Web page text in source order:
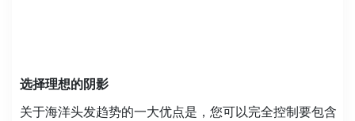
选择理想的阴影
关于海洋头发趋势的一大优点是，您可以完全控制要包含